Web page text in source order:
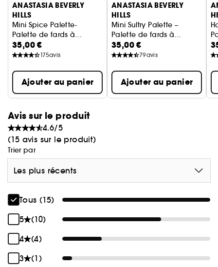
ANASTASIA BEVERLY
HILLS
Mini Spice Palette-
Palette de fards à
paupière
35,00 €
175avis
Ajouter au panier
ANASTASIA BEVERLY
HILLS
Mini Sultry Palette –
Palette de fards à
paupière
35,00 €
79avis
Ajouter au panier
Avis sur le produit
4.6/5
(15 avis sur le produit)
Trier par
Les plus récents
Tous (15)
5
(10)
4
(4)
3
(1)